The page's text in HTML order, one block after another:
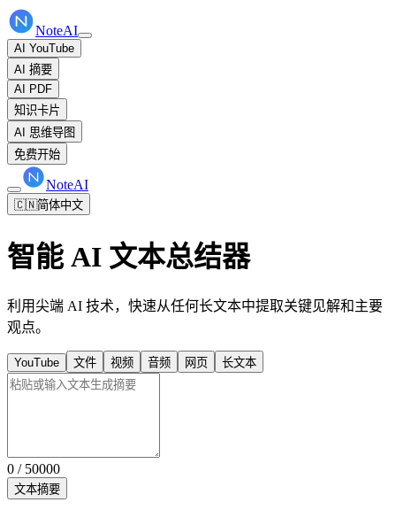
NoteAI
AI YouTube
AI 摘要
AI PDF
知识卡片
AI 思维导图
免费开始
NoteAI
🇨🇳简体中文
智能 AI 文本总结器
利用尖端 AI 技术，快速从任何长文本中提取关键见解和主要
观点。
YouTube 文件 视频 音频 网页 长文本
0 / 50000
文本摘要